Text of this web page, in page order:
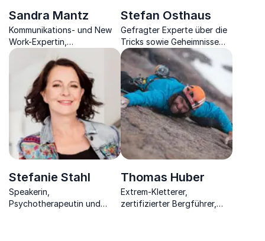
Sandra Mantz
Kommunikations- und New
Work-Expertin,
Unternehmerin, Dialog
Trainerin, Autorin
Stefan Osthaus
Gefragter Experte über die
Tricks sowie Geheimnisse
rund um die Kunden- &
Mitarbeiterzufriedenheit im
Unternehmen
Stefanie Stahl
Speakerin,
Psychotherapeutin und
Thomas Huber
Extrem-Kletterer,
zertifizierter Bergführer,